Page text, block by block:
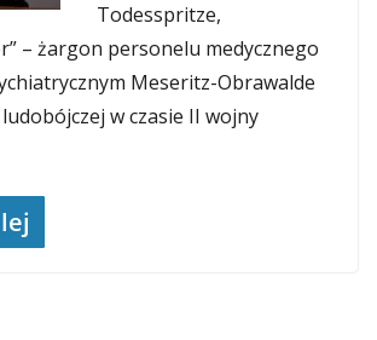
Todesspritze,
– żargon personelu medycznego
Meseritz-Obrawalde
w czasie II wojny